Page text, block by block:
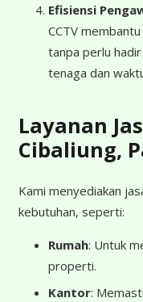
Efisiensi
CCTV
tanpa perlu
tenaga dan
Layanan
Cibaliung,
Kami menyediakan
kebutuhan, seperti:
Rumah: Untuk
properti.
Kantor: